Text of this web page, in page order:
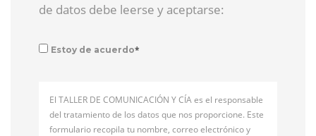
de datos debe leerse y aceptarse:
Estoy de acuerdo*
El TALLER DE COMUNICACIÓN Y CÍA es el responsable
del tratamiento de los datos que nos proporcione. Este
formulario recopila tu nombre, correo electrónico y